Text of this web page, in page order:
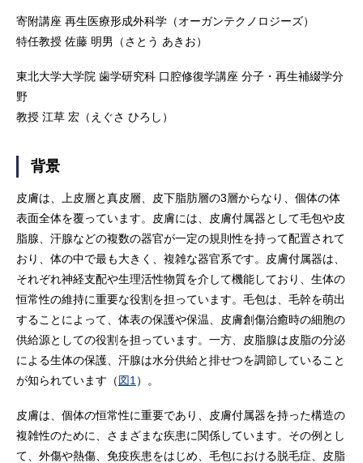
寄附講座 再生医療形成外科学（オーガンテクノロジーズ）
特任教授 佐藤 明男（さとう あきお）
東北大学大学院 歯学研究科 口腔修復学講座 分子・再生補綴学分
野
教授 江草 宏（えぐさ ひろし）
背景
皮膚は、上皮層と真皮層、皮下脂肪層の3層からなり、個体の体
表面全体を覆っています。皮膚には、皮膚付属器として毛包や皮
脂腺、汗腺などの複数の器官が一定の規則性を持って配置されて
おり、体の中で最も大きく、複雑な器官系です。皮膚付属器は、
それぞれ神経支配や生理活性物質を介して機能しており、生体の
恒常性の維持に重要な役割を担っています。毛包は、毛幹を萌出
することによって、体表の保護や保温、皮膚創傷治癒時の細胞の
供給源としての役割を担っています。一方、皮脂腺は皮脂の分泌
による生体の保護、汗腺は水分供給と排せつを調節していること
が知られています（図1 ）。
皮膚は、個体の恒常性に重要であり、皮膚付属器を持った構造の
複雑性のために、さまざまな疾患に関係しています。その例とし
て、外傷や熱傷、免疫疾患をはじめ、毛包における脱毛症、皮脂